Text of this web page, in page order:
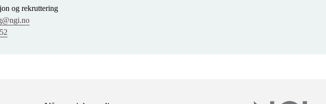
og rekruttering